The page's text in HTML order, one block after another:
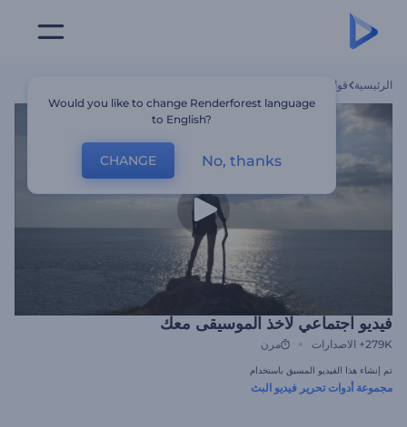
الرئيسية قوالب
فيديو اجتماعي لاخذ الموسيقى معك
279K+ الاصدارات مرن
تم إنشاء هذا الفيديو المسبق باستخدام
مجموعة أدوات تحرير فيديو البث
Would you like to change Renderforest language
to English?
CHANGE No, thanks